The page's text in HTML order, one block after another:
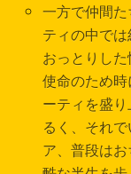
一方で仲間
ティの中では
おっとりし
使命のため
ーティを盛
るく、それ
ア、普段は